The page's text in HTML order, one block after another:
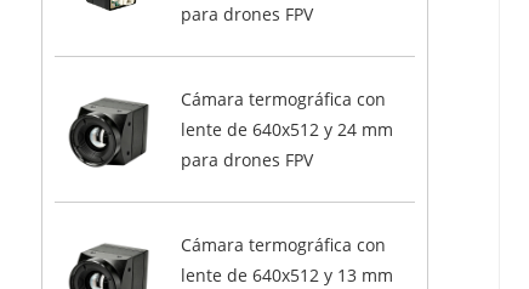
para drones FPV
Cámara termográfica con
lente de 640x512 y 24 mm
para drones FPV
Cámara termográfica con
lente de 640x512 y 13 mm